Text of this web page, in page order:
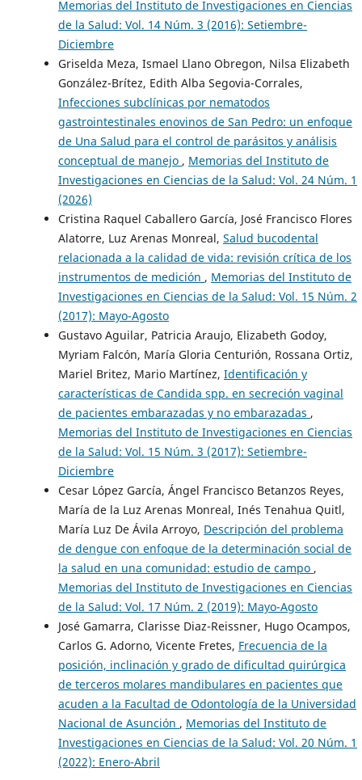
Memorias del Instituto de Investigaciones en Ciencias
de la Salud: Vol. 14 Núm. 3 (2016): Setiembre-
Diciembre
Griselda Meza, Ismael Llano Obregon, Nilsa Elizabeth
González-Brítez, Edith Alba Segovia-Corrales,
Infecciones subclínicas por nematodos
gastrointestinales enovinos de San Pedro: un enfoque
de Una Salud para el control de parásitos y análisis
conceptual de manejo , Memorias del Instituto de
Investigaciones en Ciencias de la Salud: Vol. 24 Núm. 1
(2026)
Cristina Raquel Caballero García, José Francisco Flores
Alatorre, Luz Arenas Monreal, Salud bucodental
relacionada a la calidad de vida: revisión crítica de los
instrumentos de medición , Memorias del Instituto de
Investigaciones en Ciencias de la Salud: Vol. 15 Núm. 2
(2017): Mayo-Agosto
Gustavo Aguilar, Patricia Araujo, Elizabeth Godoy,
Myriam Falcón, María Gloria Centurión, Rossana Ortiz,
Mariel Britez, Mario Martínez, Identificación y
características de Candida spp. en secreción vaginal
de pacientes embarazadas y no embarazadas ,
Memorias del Instituto de Investigaciones en Ciencias
de la Salud: Vol. 15 Núm. 3 (2017): Setiembre-
Diciembre
Cesar López García, Ángel Francisco Betanzos Reyes,
María de la Luz Arenas Monreal, Inés Tenahua Quitl,
María Luz De Ávila Arroyo, Descripción del problema
de dengue con enfoque de la determinación social de
la salud en una comunidad: estudio de campo ,
Memorias del Instituto de Investigaciones en Ciencias
de la Salud: Vol. 17 Núm. 2 (2019): Mayo-Agosto
José Gamarra, Clarisse Diaz-Reissner, Hugo Ocampos,
Carlos G. Adorno, Vicente Fretes, Frecuencia de la
posición, inclinación y grado de dificultad quirúrgica
de terceros molares mandibulares en pacientes que
acuden a la Facultad de Odontología de la Universidad
Nacional de Asunción , Memorias del Instituto de
Investigaciones en Ciencias de la Salud: Vol. 20 Núm. 1
(2022): Enero-Abril